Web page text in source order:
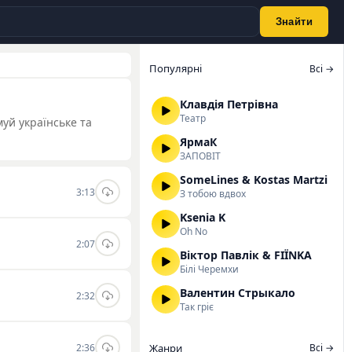
Знайти
українське та
3:13
2:07
2:32
2:36
Популярні Всі →
Клавдія Петрівна
Театр
ЯрмаК
ЗАПОВІТ
SomeLines & Kostas Martzi
З тобою вдвох
Ksenia K
Oh No
Віктор Павлік & FIЇNKA
Білі Черемхи
Валентин Стрыкало
Так гріє
Жанри Всі →